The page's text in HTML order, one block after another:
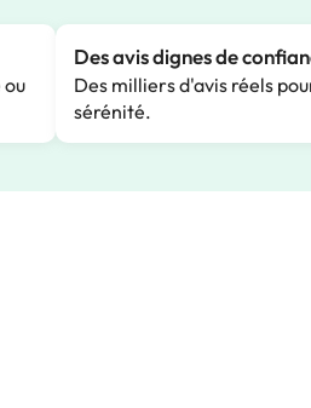
ou
Des avis dignes de
Des milliers d'avis réels
sérénité.